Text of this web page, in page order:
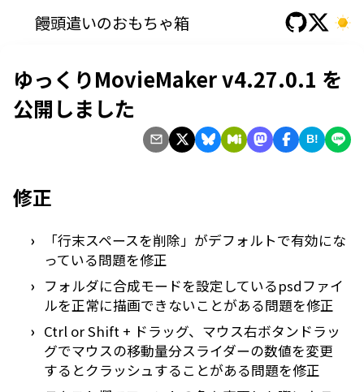
饅頭遣いのおもちゃ箱
ゆっくりMovieMaker v4.27.0.1 を
公開しました
B!
修正
「行末スペースを削除」がデフォルトで有効にな
っている問題を修正
フォルダに合成モードを設定しているpsdファイ
ルを正常に描画できないことがある問題を修正
Ctrl or Shift + ドラッグ、マウス右ボタンドラッ
グでマウスの移動量分スライダーの数値を変更
するとクラッシュすることがある問題を修正